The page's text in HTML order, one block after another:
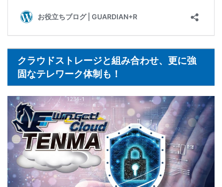
クラウドストレージと組み合わせ、更に強
固なテレワーク体制も！